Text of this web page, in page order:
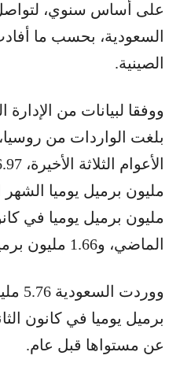
على أساس سنوي،
السعودية، بحسب ما
الصينية.
ووفقا لبيانات من الإدارة
بلغت الواردات من
مليون برميل يوميا في
الماضي، و1.66 مليون برميل يوميا في كانون الأول.
عن مستواها قبل عام.